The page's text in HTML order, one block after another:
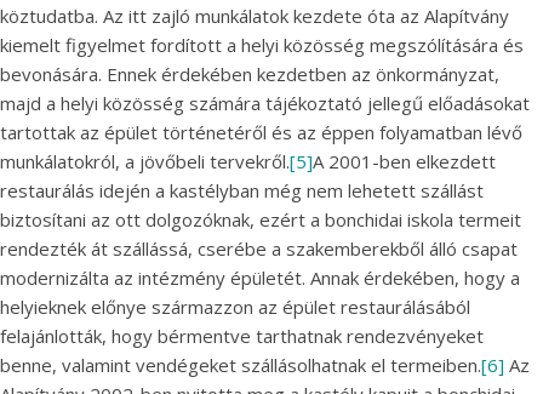
köztudatba. Az itt zajló munkálatok kezdete óta az Alapítvány
kiemelt figyelmet fordított a helyi közösség megszólítására és
bevonására. Ennek érdekében kezdetben az önkormányzat,
majd a helyi közösség számára tájékoztató jellegű előadásokat
tartottak az épület történetéről és az éppen folyamatban lévő
munkálatokról, a jövőbeli tervekről.[5]A 2001-ben elkezdett
restaurálás idején a kastélyban még nem lehetett szállást
biztosítani az ott dolgozóknak, ezért a bonchidai iskola termeit
rendezték át szállássá, cserébe a szakemberekből álló csapat
modernizálta az intézmény épületét. Annak érdekében, hogy a
helyieknek előnye származzon az épület restaurálásából
felajánlották, hogy bérmentve tarthatnak rendezvényeket
benne, valamint vendégeket szállásolhatnak el termeiben.[6] Az